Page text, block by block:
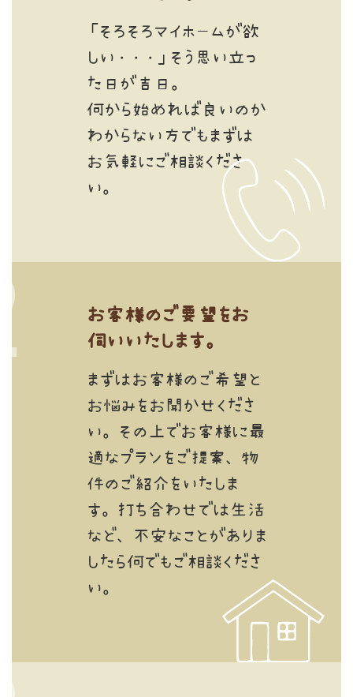
「そろそろマイホームが欲
しい・・・」そう思い立っ
た日が吉日。
何から始めれば良いのか
わからない方でもまずは
お気軽にご相談くださ
い。
お客様のご要望をお
伺いいたします。
まずはお客様のご希望と
お悩みをお聞かせくださ
い。その上でお客様に最
適なプランをご提案、物
件のご紹介をいたしま
す。打ち合わせでは生活
など、不安なことがありま
したら何でもご相談くださ
い。